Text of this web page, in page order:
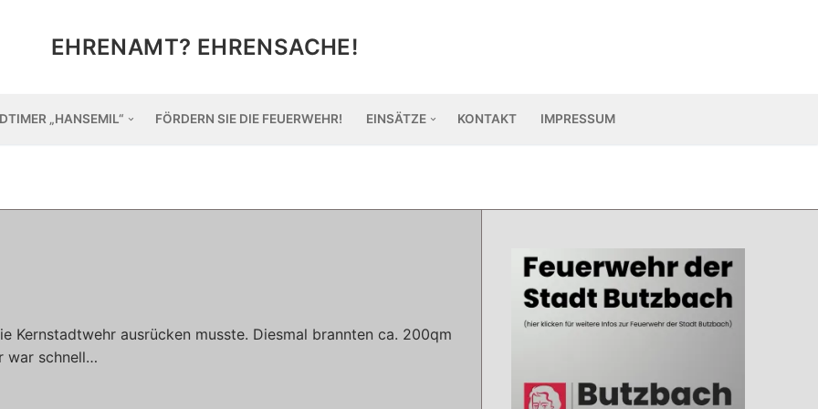
EHRENAMT? EHRENSACHE!
„HANSEMIL“ FÖRDERN SIE DIE FEUERWEHR! EINSÄTZE KONTAKT IMPRESSUM
Kernstadtwehr ausrücken musste. Diesmal brannten ca. 200qm
war schnell…